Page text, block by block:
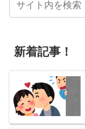
新着記事！